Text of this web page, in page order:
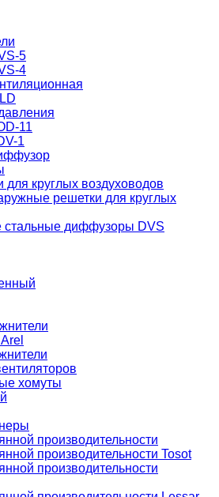
5
4
11
1
круглых воздуховодов
решетки для круглых
диффузоры DVS
хомуты
производительности
производительности Tosot
производительности